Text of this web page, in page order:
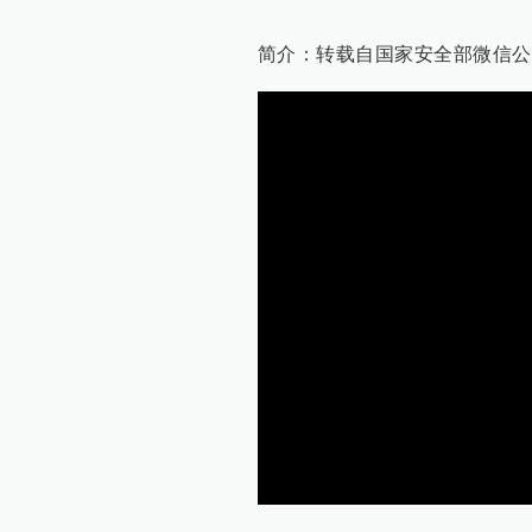
简介：转载自国家安全部微信